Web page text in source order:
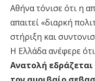
Αθήνα τόνισε ότι η
απαιτεί «διαρκή
στήριξη και
Η Ελλάδα ανέφερε ότι
Ανατολή